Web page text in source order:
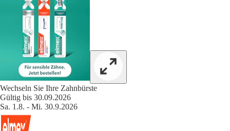
Wechseln Sie Ihre Zahnbürste
Gültig bis 30.09.2026
Sa. 1.8. - Mi. 30.9.2026